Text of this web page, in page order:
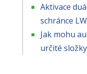
Aktivace
schránce
Jak mohu
určité